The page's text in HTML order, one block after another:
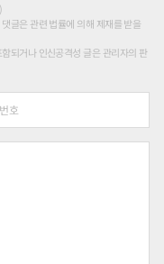
글은 관련 법률에 의해 제재를 받을
되거나 인신공격성 글은 관리자의 판